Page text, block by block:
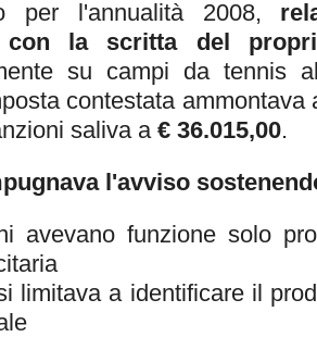
per l'annualità 2008,
con la scritta del
su campi da tennis
contestata ammontava
saliva a € 36.015,00.
l'avviso
avevano funzione solo
limitava a identificare il